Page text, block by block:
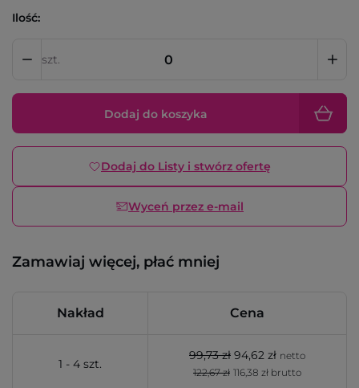
Ilość:
szt.
Dodaj do koszyka
Dodaj do Listy i stwórz ofertę
Wyceń przez e-mail
Zamawiaj więcej, płać mniej
Nakład Cena
1 - 4 szt.
99,73 zł 94,62 zł netto
122,67 zł 116,38 zł brutto